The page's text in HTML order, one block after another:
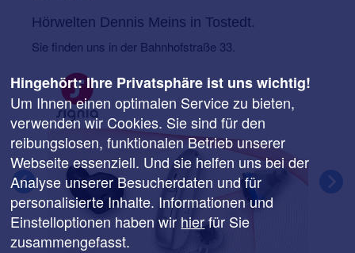
Hörwelten Dennis Meins in Tostedt.
Sie finden uns in der Bahnhofstraße 33.
Hingehört: Ihre Privatsphäre ist uns wichtig!
Um Ihnen einen optimalen Service zu bieten,
verwenden wir Cookies. Sie sind für den
reibungslosen, funktionalen Betrieb unserer
Webseite essenziell. Und sie helfen uns bei der
Analyse unserer Besucherdaten und für
personalisierte Inhalte. Informationen und
Einstelloptionen haben wir hierfür Sie
zusammengefasst.